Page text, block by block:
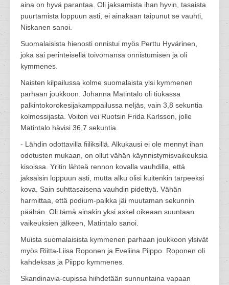
aina on hyvä parantaa. Oli jaksamista ihan hyvin, tasaista
puurtamista loppuun asti, ei ainakaan taipunut se vauhti,
Niskanen sanoi.
Suomalaisista hienosti onnistui myös Perttu Hyvärinen,
joka sai perinteisellä toivomansa onnistumisen ja oli
kymmenes.
Naisten kilpailussa kolme suomalaista ylsi kymmenen
parhaan joukkoon. Johanna Matintalo oli tiukassa
palkintokorokesijakamppailussa neljäs, vain 3,8 sekuntia
kolmossijasta. Voiton vei Ruotsin Frida Karlsson, jolle
Matintalo hävisi 36,7 sekuntia.
- Lähdin odottavilla fiiliksillä. Alkukausi ei ole mennyt ihan
odotusten mukaan, on ollut vähän käynnistymisvaikeuksia
kisoissa. Yritin lähteä rennon kovalla vauhdilla, että
jaksaisin loppuun asti, mutta alku olisi kuitenkin tarpeeksi
kova. Sain suhttasaisena vauhdin pidettyä. Vähän
harmittaa, että podium-paikka jäi muutaman sekunnin
päähän. Oli tämä ainakin yksi askel oikeaan suuntaan
vaikeuksien jälkeen, Matintalo sanoi.
Muista suomalaisista kymmenen parhaan joukkoon ylsivät
myös Riitta-Liisa Roponen ja Eveliina Piippo. Roponen oli
kahdeksas ja Piippo kymmenes.
Skandinavia-cupissa hiihdetään sunnuntaina vapaan